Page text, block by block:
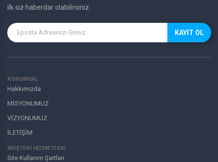
ilk siz haberdar olabilirsiniz.
KAYIT OL
KURUMSAL
Hakkımızda
MİSYONUMUZ
VİZYONUMUZ
İLETİŞİM
MÜŞTERI HIZMETLERI
Site Kullanım Şartları